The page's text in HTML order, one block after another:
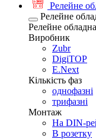
Релейне
Релейне
Релейне
Виробник
Zubr
DigiTOP
E.Next
Кількість фаз
однофазні
трифазні
Монтаж
На DIN-
В розетку